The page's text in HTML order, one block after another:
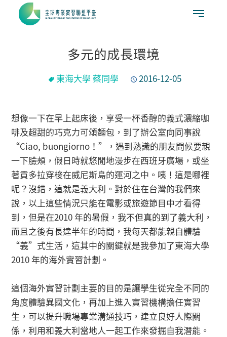
多元的成長環境
東海大學 蔡同學 2016-12-05
想像一下在早上起床後，享受一杯香醇的義式濃縮咖
啡及超甜的巧克力可頌麵包，到了辦公室向同事說
“Ciao, buongiorno！”，遇到熟識的朋友問候要親
一下臉頰，假日時就悠閒地漫步在西班牙廣場，或坐
著貢多拉穿梭在威尼斯島的運河之中。咦！這是哪裡
呢？沒錯，這就是義大利。對於住在台灣的我們來
說，以上這些情況只能在電影或旅遊節目中才看得
到，但是在2010 年的暑假，我不但真的到了義大利，
而且之後有長達半年的時間，我每天都能親自體驗
“義”式生活，這其中的關鍵就是我參加了東海大學
2010 年的海外實習計劃。
這個海外實習計劃主要的目的是讓學生從完全不同的
角度體驗異國文化，再加上進入實習機構擔任實習
生，可以提升職場專業溝通技巧，建立良好人際關
係，利用和義大利當地人一起工作來發掘自我潛能。